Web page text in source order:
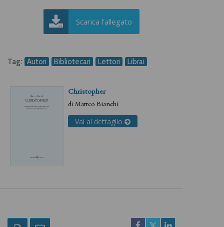
Scarica l'allegato
Tag: Autori Bibliotecari Lettori Librai
Christopher
diMatteo Bianchi
Vai al dettaglio